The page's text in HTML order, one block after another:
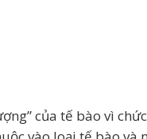
của tế bào vì